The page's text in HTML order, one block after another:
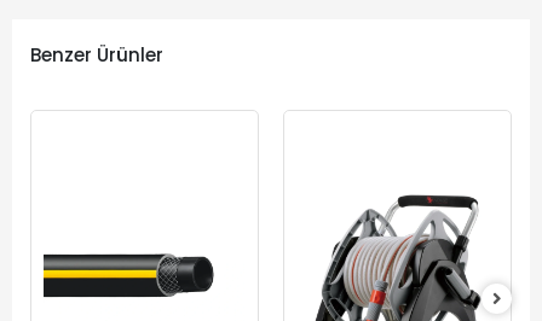
Benzer Ürünler